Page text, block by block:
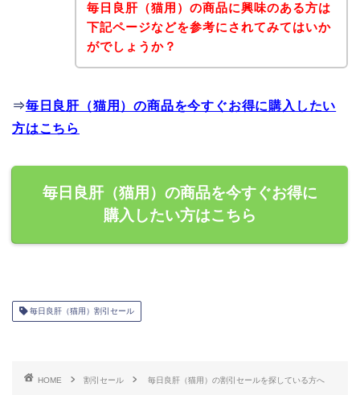
毎日良肝（猫用）の商品に興味のある方は
下記ページなどを参考にされてみてはいか
がでしょうか？
⇒毎日良肝（猫用）の商品を今すぐお得に購入したい
方はこちら
毎日良肝（猫用）の商品を今すぐお得に
購入したい方はこちら
毎日良肝（猫用）割引セール
HOME 割引セール 毎日良肝（猫用）の割引セールを探している方へ